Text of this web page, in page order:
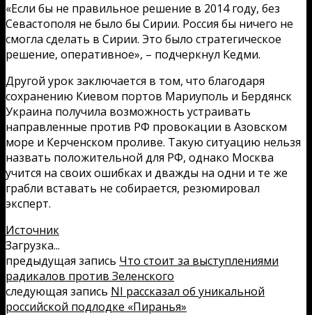
«Если бы не правильное решение в 2014 году, без
Севастополя не было бы Сирии. Россия бы ничего не
смогла сделать в Сирии. Это было стратегическое
решение, оперативное», – подчеркнул Кедми.
Другой урок заключается в том, что благодаря
сохранению Киевом портов Мариуполь и Бердянск
Украина получила возможность устраивать
направленные против РФ провокации в Азовском
море и Керченском проливе. Такую ситуацию нельзя
назвать положительной для РФ, однако Москва
учится на своих ошибках и дважды на одни и те же
грабли вставать не собирается, резюмировал
эксперт.
Источник
Загрузка...
предыдущая запись Что стоит за выступлениями
радикалов против Зеленского
следующая запись NI рассказал об уникальной
российской подлодке «Пиранья»